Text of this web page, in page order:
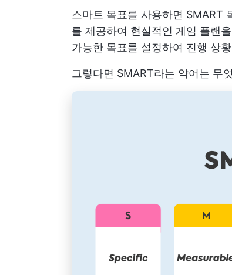
스마트 목표를 사용하면 SMART
를 제공하여 현실적인 게임 플랜
가능한 목표를 설정하여 진행 상
그렇다면 SMART라는 약어는 무